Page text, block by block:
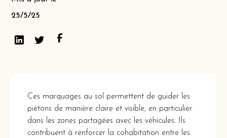
25/5/25
Ces marquages au sol permettent de guider les
piétons de manière claire et visible, en particulier
dans les zones partagées avec les véhicules. Ils
contribuent à renforcer la cohabitation entre les